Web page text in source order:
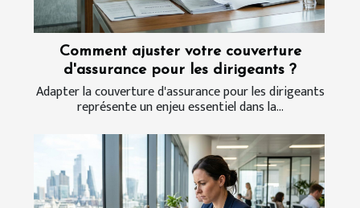
Comment ajuster votre couverture
d'assurance pour les dirigeants ?
Adapter la couverture d'assurance pour les dirigeants
représente un enjeu essentiel dans la...